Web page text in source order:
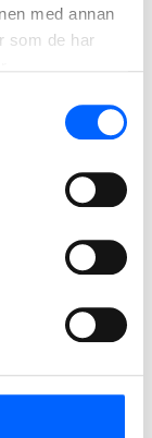
med annan
som de har